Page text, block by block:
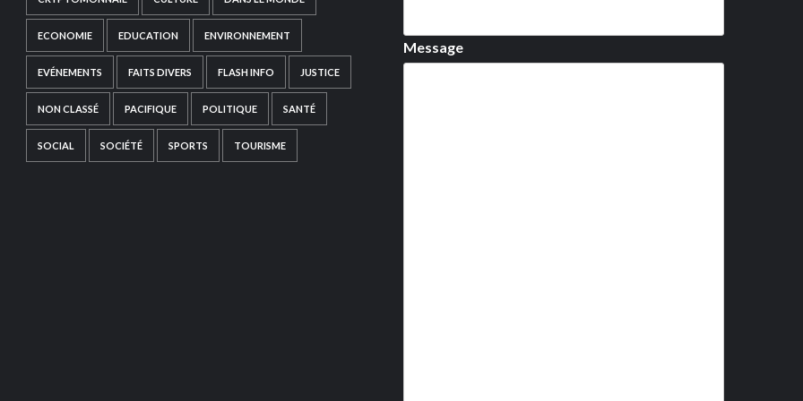
ECONOMIE EDUCATION ENVIRONNEMENT
EVÉNEMENTS FAITS DIVERS FLASH INFO JUSTICE
NON CLASSÉ PACIFIQUE POLITIQUE SANTÉ
SOCIAL SOCIÉTÉ SPORTS TOURISME
Message